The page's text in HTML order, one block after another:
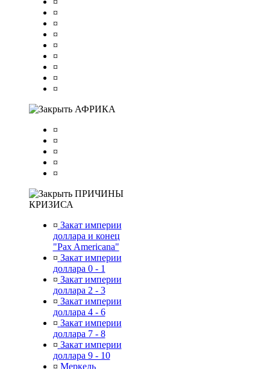
¤
¤
¤
¤
¤
¤
¤
¤
АФРИКА
¤
¤
¤
¤
¤
ПРИЧИНЫ
КРИЗИСА
¤ Закат империи
доллара и конец
"Pax Americana"
¤ Закат империи
доллара 0 - 1
¤ Закат империи
доллара 2 - 3
¤ Закат империи
доллара 4 - 6
¤ Закат империи
доллара 7 - 8
¤ Закат империи
доллара 9 - 10
¤ Меркель